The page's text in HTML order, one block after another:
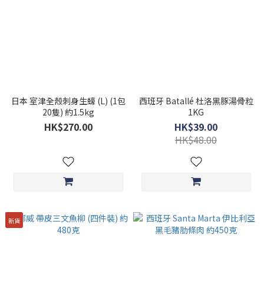
日本 室津全殼刺身生蠔 (L) (1包
20隻) 約1.5kg
HK$270.00
西班牙 Batallé 杜洛黑豚湯骨粒
1KG
HK$39.00
HK$48.00
新貨